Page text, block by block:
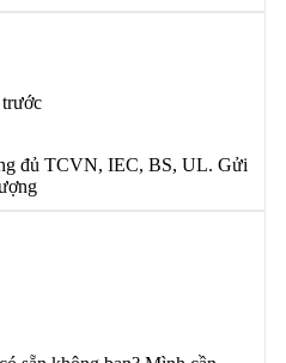
đủ TCVN, IEC, BS, UL. Gửi